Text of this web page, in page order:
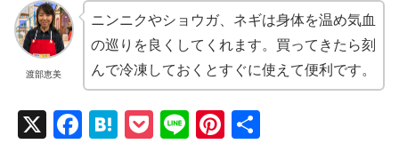
渡部恵美
ニンニクやショウガ、ネギは身体を温め気血
の巡りを良くしてくれます。買ってきたら刻
んで冷凍しておくとすぐに使えて便利です。
X
F
H
P
Li
Pi